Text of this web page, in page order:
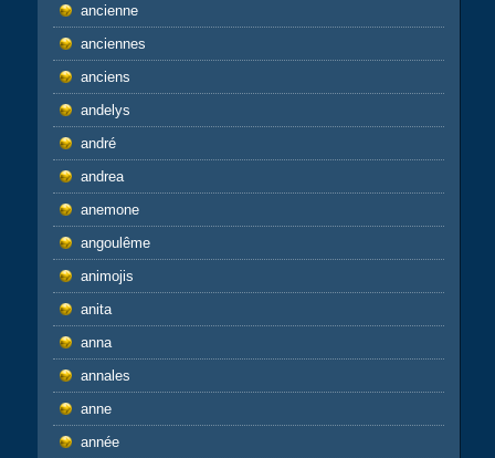
ancienne
anciennes
anciens
andelys
andré
andrea
anemone
angoulême
animojis
anita
anna
annales
anne
année